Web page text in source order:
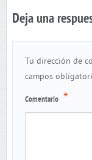
Deja una
Tu dirección de
campos
Comentario *